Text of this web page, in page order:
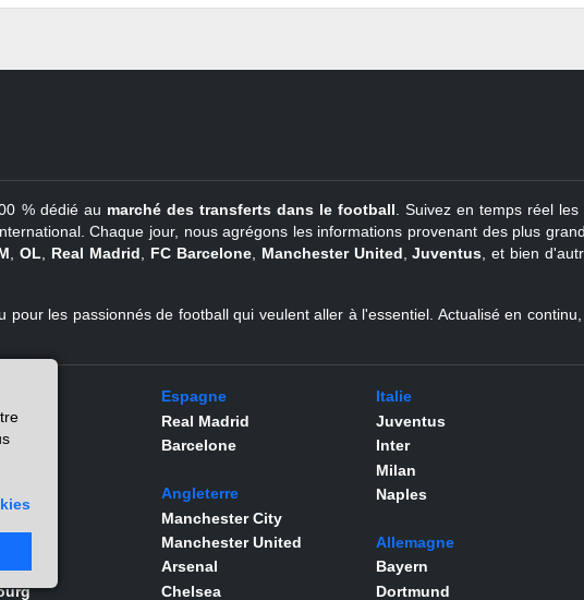
% dédié au marché des transferts dans le football . Suivez en temps réel
Chaque jour, nous agrégons les informations provenant des plus
OL Real Madrid FC Barcelone, Manchester United ,Juventus , et bien
pour les passionnés de football qui veulent aller à l'essentiel. Actualisé en
Espagne
Real Madrid
Barcelone
Angleterre
Manchester City
Manchester United
Arsenal
Chelsea
Italie
Juventus
Inter
Milan
Naples
Allemagne
Bayern
Dortmund